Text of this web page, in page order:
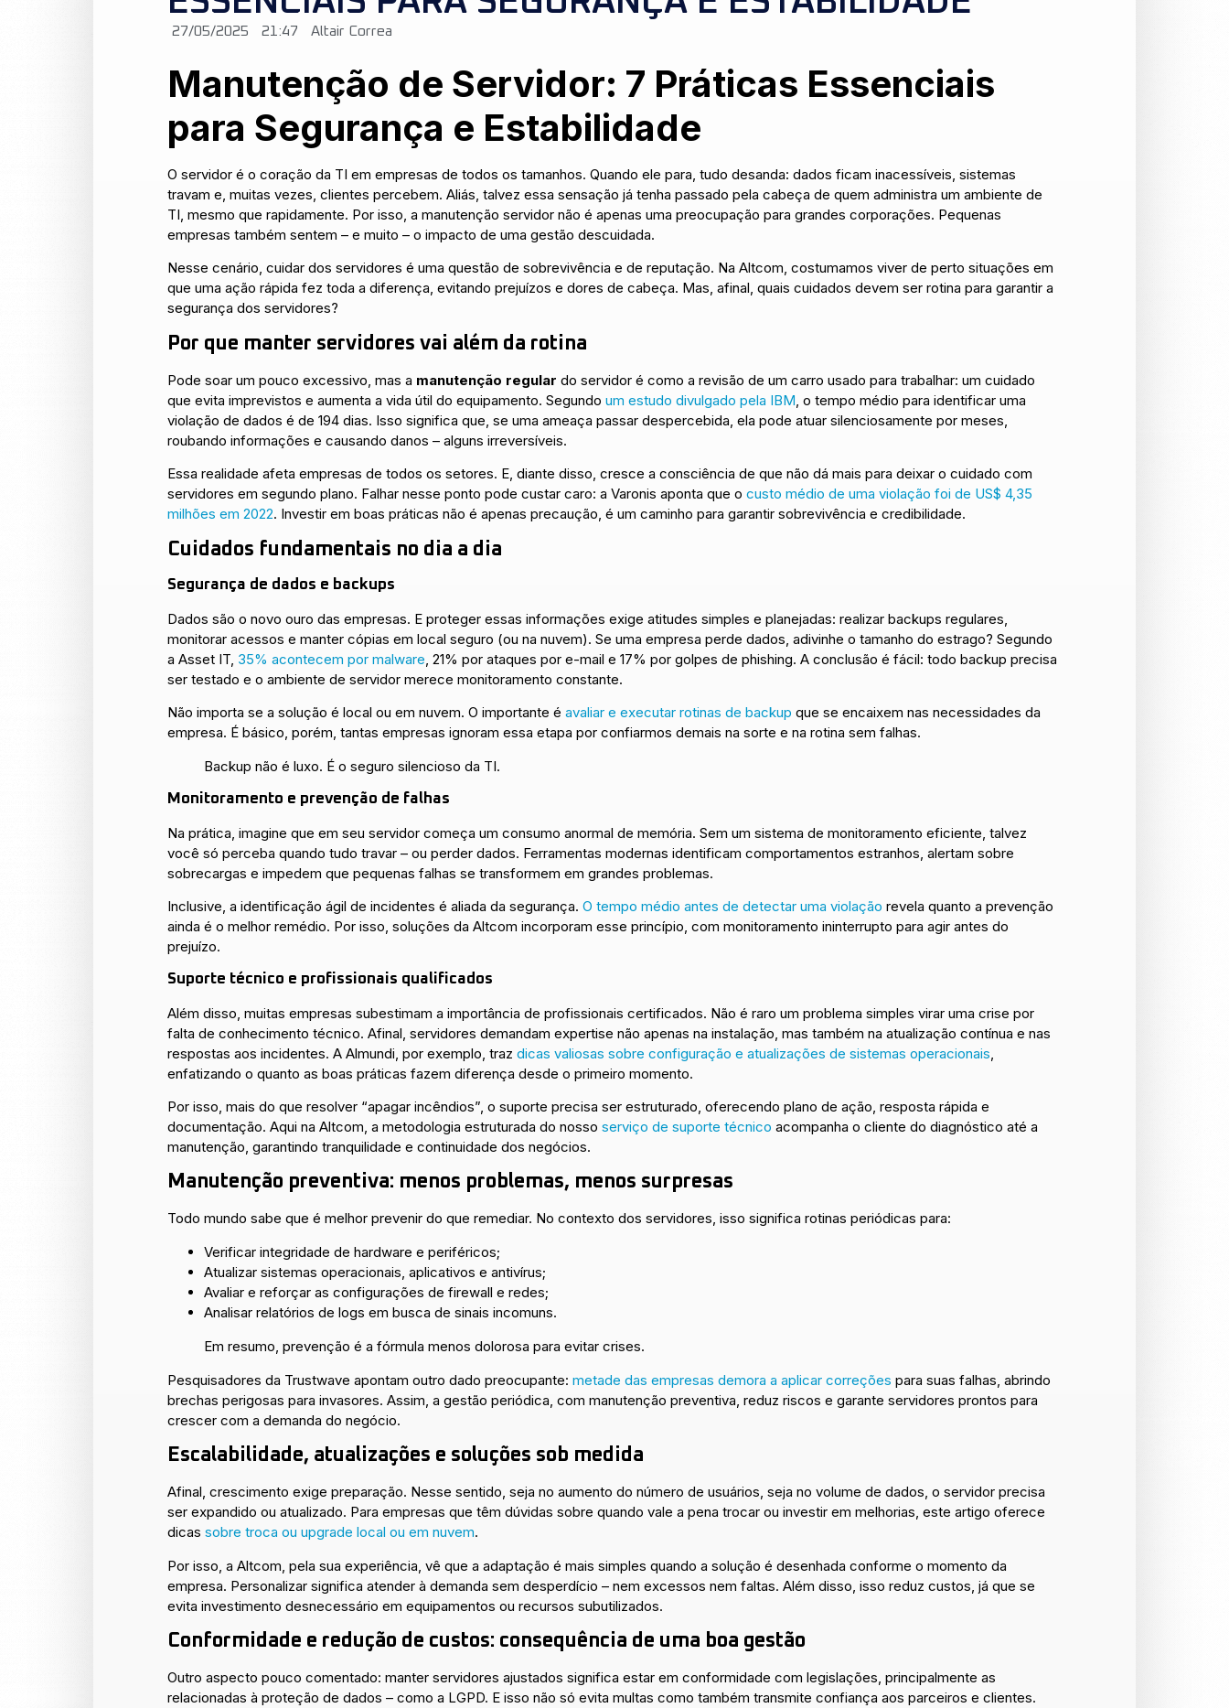
27/05/2025 21:47 Altair Correa
Manutenção de Servidor: 7 Práticas Essenciais
para Segurança e Estabilidade
O servidor é o coração da TI em empresas de todos os tamanhos. Quando ele para, tudo desanda: dados ficam inacessíveis, sistemas
travam e, muitas vezes, clientes percebem. Aliás, talvez essa sensação já tenha passado pela cabeça de quem administra um ambiente de
TI, mesmo que rapidamente. Por isso, a manutenção servidor não é apenas uma preocupação para grandes corporações. Pequenas
empresas também sentem – e muito – o impacto de uma gestão descuidada.
Nesse cenário, cuidar dos servidores é uma questão de sobrevivência e de reputação. Na Altcom, costumamos viver de perto situações em
que uma ação rápida fez toda a diferença, evitando prejuízos e dores de cabeça. Mas, afinal, quais cuidados devem ser rotina para garantir a
segurança dos servidores?
Por que manter servidores vai além da rotina
Pode soar um pouco excessivo, mas a manutenção regular do servidor é como a revisão de um carro usado para trabalhar: um cuidado
que evita imprevistos e aumenta a vida útil do equipamento. Segundo um estudo divulgado pela IBM , o tempo médio para identificar uma
violação de dados é de 194 dias. Isso significa que, se uma ameaça passar despercebida, ela pode atuar silenciosamente por meses,
roubando informações e causando danos – alguns irreversíveis.
Essa realidade afeta empresas de todos os setores. E, diante disso, cresce a consciência de que não dá mais para deixar o cuidado com
servidores em segundo plano. Falhar nesse ponto pode custar caro: a Varonis aponta que o custo médio de uma violação foi de US$ 4,35
milhões em 2022. Investir em boas práticas não é apenas precaução, é um caminho para garantir sobrevivência e credibilidade.
Cuidados fundamentais no dia a dia
Segurança de dados e backups
Dados são o novo ouro das empresas. E proteger essas informações exige atitudes simples e planejadas: realizar backups regulares,
monitorar acessos e manter cópias em local seguro (ou na nuvem). Se uma empresa perde dados, adivinhe o tamanho do estrago? Segundo
a Asset IT, 35% acontecem por malware , 21% por ataques por e-mail e 17% por golpes de phishing. A conclusão é fácil: todo backup precisa
ser testado e o ambiente de servidor merece monitoramento constante.
Não importa se a solução é local ou em nuvem. O importante é avaliar e executar rotinas de backup que se encaixem nas necessidades da
empresa. É básico, porém, tantas empresas ignoram essa etapa por confiarmos demais na sorte e na rotina sem falhas.
Backup não é luxo. É o seguro silencioso da TI.
Monitoramento e prevenção de falhas
Na prática, imagine que em seu servidor começa um consumo anormal de memória. Sem um sistema de monitoramento eficiente, talvez
você só perceba quando tudo travar – ou perder dados. Ferramentas modernas identificam comportamentos estranhos, alertam sobre
sobrecargas e impedem que pequenas falhas se transformem em grandes problemas.
Inclusive, a identificação ágil de incidentes é aliada da segurança. O tempo médio antes de detectar uma violação revela quanto a prevenção
ainda é o melhor remédio. Por isso, soluções da Altcom incorporam esse princípio, com monitoramento ininterrupto para agir antes do
prejuízo.
Suporte técnico e profissionais qualificados
Além disso, muitas empresas subestimam a importância de profissionais certificados. Não é raro um problema simples virar uma crise por
falta de conhecimento técnico. Afinal, servidores demandam expertise não apenas na instalação, mas também na atualização contínua e nas
respostas aos incidentes. A Almundi, por exemplo, traz dicas valiosas sobre configuração e atualizações de sistemas operacionais
enfatizando o quanto as boas práticas fazem diferença desde o primeiro momento.
Por isso, mais do que resolver “apagar incêndios”, o suporte precisa ser estruturado, oferecendo plano de ação, resposta rápida e
documentação. Aqui na Altcom, a metodologia estruturada do nosso serviço de suporte técnico acompanha o cliente do diagnóstico até a
manutenção, garantindo tranquilidade e continuidade dos negócios.
Manutenção preventiva: menos problemas, menos surpresas
Todo mundo sabe que é melhor prevenir do que remediar. No contexto dos servidores, isso significa rotinas periódicas para:
Verificar integridade de hardware e periféricos;
Atualizar sistemas operacionais, aplicativos e antivírus;
Avaliar e reforçar as configurações de firewall e redes;
Analisar relatórios de logs em busca de sinais incomuns.
Em resumo, prevenção é a fórmula menos dolorosa para evitar crises.
Pesquisadores da Trustwave apontam outro dado preocupante: metade das empresas demora a aplicar correções para suas falhas, abrindo
brechas perigosas para invasores. Assim, a gestão periódica, com manutenção preventiva, reduz riscos e garante servidores prontos para
crescer com a demanda do negócio.
Escalabilidade, atualizações e soluções sob medida
Afinal, crescimento exige preparação. Nesse sentido, seja no aumento do número de usuários, seja no volume de dados, o servidor precisa
ser expandido ou atualizado. Para empresas que têm dúvidas sobre quando vale a pena trocar ou investir em melhorias, este artigo oferece
dicas sobre troca ou upgrade local ou em nuvem.
Por isso, a Altcom, pela sua experiência, vê que a adaptação é mais simples quando a solução é desenhada conforme o momento da
empresa. Personalizar significa atender à demanda sem desperdício – nem excessos nem faltas. Além disso, isso reduz custos, já que se
evita investimento desnecessário em equipamentos ou recursos subutilizados.
Conformidade e redução de custos: consequência de uma boa gestão
Outro aspecto pouco comentado: manter servidores ajustados significa estar em conformidade com legislações, principalmente as
relacionadas à proteção de dados – como a LGPD. E isso não só evita multas como também transmite confiança aos parceiros e clientes.